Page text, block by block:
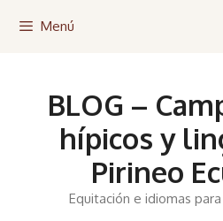
Menú
BLOG –
hípicos y
Pirineo
Equitación e idiomas